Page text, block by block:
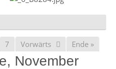
7 Vorwärts Ende »
November